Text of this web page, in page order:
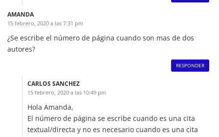
AMANDA
15 febrero, 2020 a las 7:31 pm
¿Se escribe el número de página cuando son mas de dos
autores?
RESPONDER
CARLOS SANCHEZ
15 febrero, 2020 a las 10:49 pm
Hola Amanda,
El número de página se escribe cuando es una cita
textual/directa y no es necesario cuando es una cita